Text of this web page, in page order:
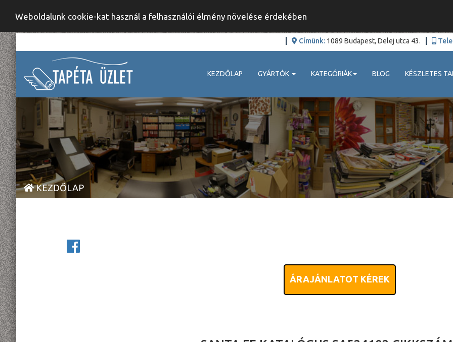
Weboldalunk cookie-kat használ a felhasználói élmény növelése érdekében
Címünk: 1089 Budapest, Delej utca 43.
KEZDŐLAP GYÁRTÓK KATEGÓRIÁK BLOG KÉSZLETES
KEZDŐLAP
ÁRAJÁNLATOT KÉREK